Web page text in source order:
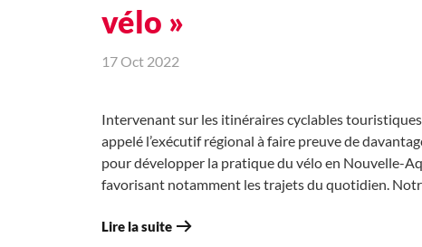
vélo »
17 Oct 2022
Intervenant sur les itinéraires cyclables
appelé l’exécutif régional à faire preuve de
pour développer la pratique du vélo en Nouvelle-
favorisant notamment les trajets du quotidien.
Lire la suite